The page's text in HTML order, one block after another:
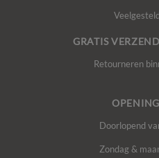
GRATIS
Retourneren
Doorlopend
Zondag &